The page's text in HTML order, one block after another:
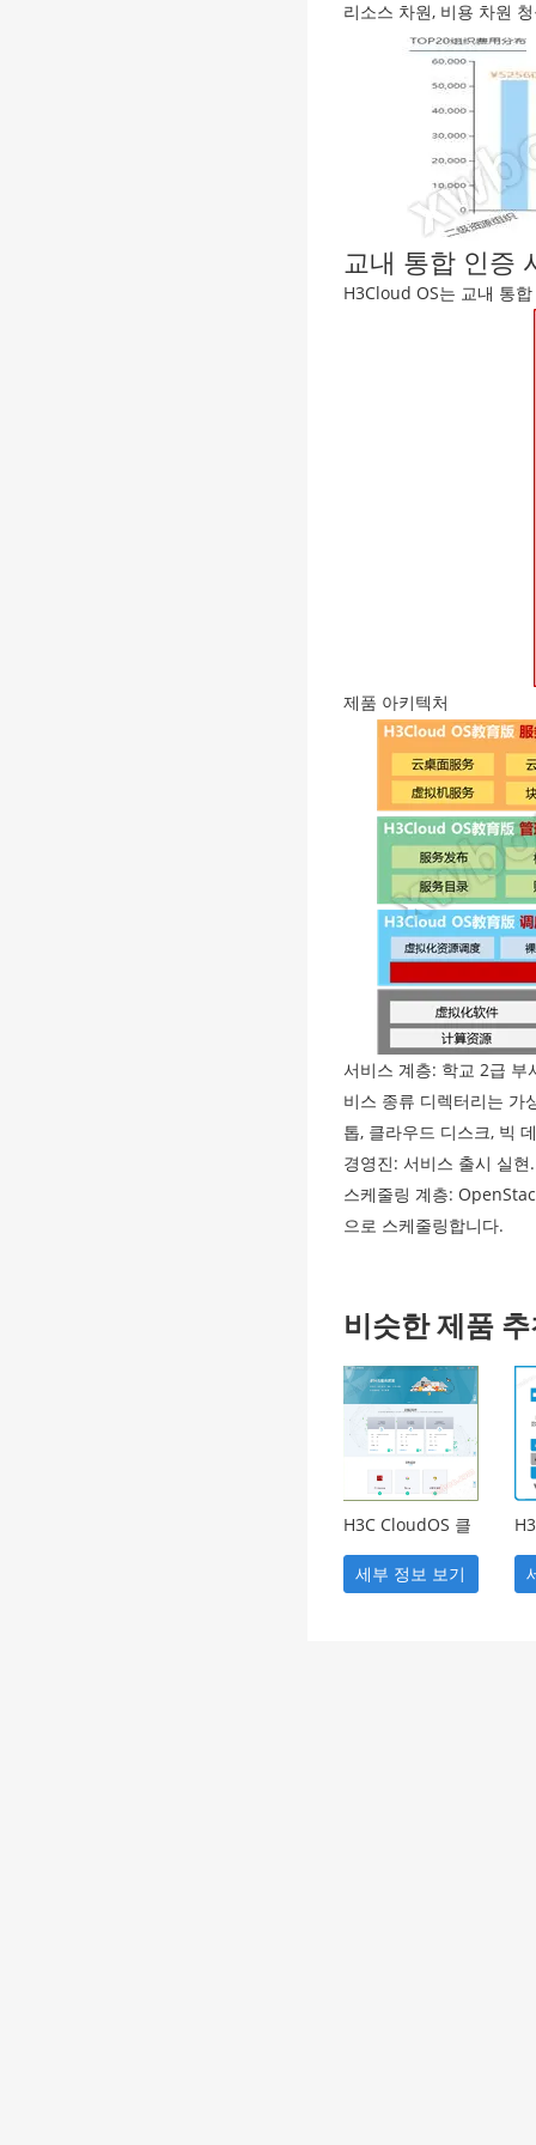
리소스 차원, 비용 차원
교내 통합 인증
H3Cloud OS는 교내 통
제품 아키텍처
서비스 계층: 학교 2급 부
비스 종류 디렉터리는 가
톱, 클라우드 디스크, 빅
경영진: 서비스 출시 실
스케줄링 계층:
으로 스케줄링합니다.
비슷한 제품
H3C CloudOS 클
교육용
세부 정보 보기